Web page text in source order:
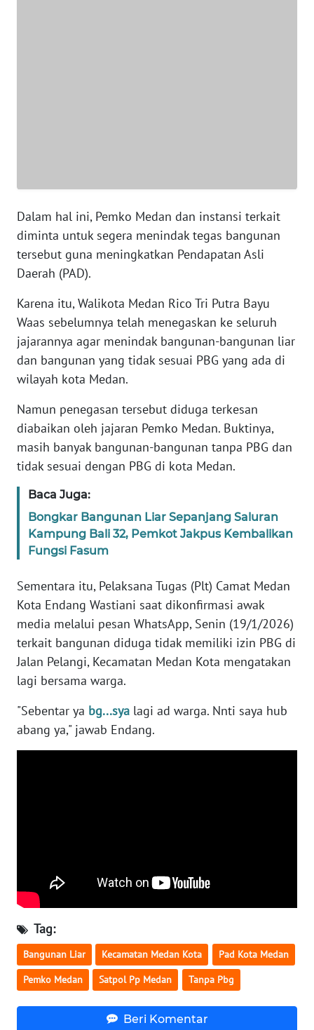
Dalam hal ini, Pemko Medan dan instansi terkait
diminta untuk segera menindak tegas bangunan
tersebut guna meningkatkan Pendapatan Asli
Daerah (PAD).
Karena itu, Walikota Medan Rico Tri Putra Bayu
Waas sebelumnya telah menegaskan ke seluruh
jajarannya agar menindak bangunan-bangunan liar
dan bangunan yang tidak sesuai PBG yang ada di
wilayah kota Medan.
Namun penegasan tersebut diduga terkesan
diabaikan oleh jajaran Pemko Medan. Buktinya,
masih banyak bangunan-bangunan tanpa PBG dan
tidak sesuai dengan PBG di kota Medan.
Baca Juga:
Bongkar Bangunan Liar Sepanjang Saluran
Kampung Bali 32, Pemkot Jakpus Kembalikan
Fungsi Fasum
Sementara itu, Pelaksana Tugas (Plt) Camat Medan
Kota Endang Wastiani saat dikonfirmasi awak
media melalui pesan WhatsApp, Senin (19/1/2026)
terkait bangunan diduga tidak memiliki izin PBG di
Jalan Pelangi, Kecamatan Medan Kota mengatakan
lagi bersama warga.
"Sebentar ya bg...sya lagi ad warga. Nnti saya hub
abang ya," jawab Endang.
Tag:
Bangunan Liar Kecamatan Medan Kota Pad Kota Medan
Pemko Medan Satpol Pp Medan Tanpa Pbg
Beri Komentar
WN
PAPUA
PAPUA
RIAU
SERAMBI
WN
JAMBI
SULTRA
WN
WN
SULTENG
WN
SULBAR
WN
BABEL
BENGKULU
LAMPUNG
WN
JATENG